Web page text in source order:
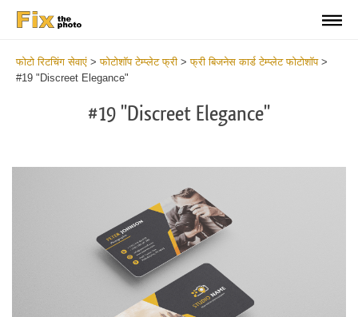
फोटो रिटचिंग सेवाएं >फोटोशॉप टेम्प्लेट फ्री >फ्री बिजनेस कार्ड टेम्प्लेट फोटोशॉप>
#19 "Discreet Elegance"
#19 "Discreet Elegance"